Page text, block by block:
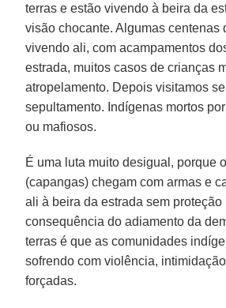
terras e estão vivendo à beira da
visão chocante. Algumas centenas
vivendo ali, com acampamentos
estrada, muitos casos de crianças
atropelamento. Depois visitamos
sepultamento. Indígenas mortos
ou mafiosos.
É uma luta muito desigual, porque
(capangas) chegam com armas e
ali à beira da estrada sem proteção
consequência do adiamento da
terras é que as comunidades
sofrendo com violência,
forçadas.